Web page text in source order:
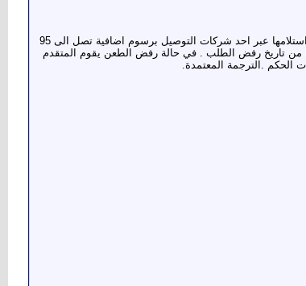
لاجراءات المتخذه عند رفض طلب الحصول على تاشيرة تاخذ التاشيرة مدة تصل الى ثلاثة اسابيع عند ظهور نتائج رفض اصدار التاشيرة او قبولها اذا تم* قبول التاشيرة يمكن استلامها عبر احد شركات التوصيل برسوم اضافية تصل الى 95
. اما في حالة* رفض منح التاشيرة يمكن للمتقدم الطعن على القرار لدي القنصلية البريطانية ببلاده ليتم مراجعه الطلب من جديد خلال مدة لا تزيد عن30 يومًا من تاريخ رفض الطلب . في حالة رفض الطعن يقوم المتقدم
الحكم .الترجمة المعتمدة.